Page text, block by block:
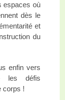
espaces où
dès le
et
du
enfin vers
les défis
corps !